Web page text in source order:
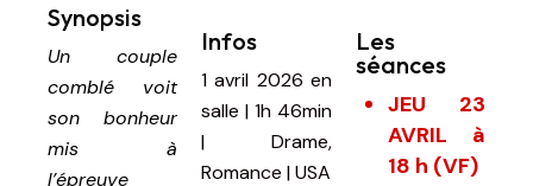
Synopsis
Un couple
comblé voit
son bonheur
mis à
l’épreuve
Infos
1 avril 2026 en
salle| 1h 46min
| Drame,
Romance | USA
Les
séances
JEU 23
AVRIL à
18 h (VF)